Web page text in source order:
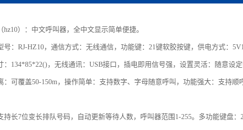
hz10）：中文呼叫器，全中文显示简单便捷。
号：RJ-HZ10，通信方式：无线通信，功能键：21键软胶按键，供电方式：
：134*85*22()，无线通讯：USB接口，插电即用信号强，设置灵活：随意设
：可覆盖50-150m，操作简单：支持数字、字母随意呼叫，功能强大：支持顺
持长7位变长排队号码，自动更新等待人数，呼叫器范围1-255。多功能键盘